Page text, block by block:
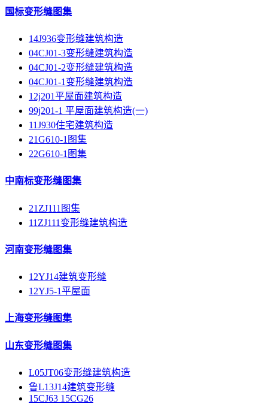
国标变形缝图集
14J936变形缝建筑构造
04CJ01-3变形缝建筑构造
04CJ01-2变形缝建筑构造
04CJ01-1变形缝建筑构造
12j201平屋面建筑构造
99j201-1 平屋面建筑构造(一)
11J930住宅建筑构造
21G610-1图集
22G610-1图集
中南标变形缝图集
21ZJ111图集
11ZJ111变形缝建筑构造
河南变形缝图集
12YJ14建筑变形缝
12YJ5-1平屋面
上海变形缝图集
山东变形缝图集
L05JT06变形缝建筑构造
鲁L13J14建筑变形缝
15CJ63 15CG26